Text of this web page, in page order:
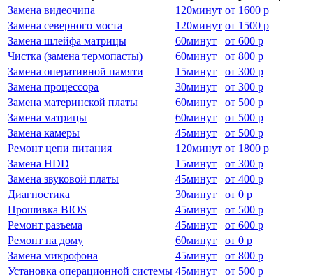
Замена видеочипа
120минут от 1600 р
Замена северного моста
120минут от 1500 р
Замена шлейфа матрицы
60минут от 600 р
Чистка (замена термопасты)
60минут от 800 р
Замена оперативной памяти
15минут от 300 р
Замена процессора
30минут от 300 р
Замена материнской платы
60минут от 500 р
Замена матрицы
60минут от 500 р
Замена камеры
45минут от 500 р
Ремонт цепи питания
120минут от 1800 р
Замена HDD
15минут от 300 р
Замена звуковой платы
45минут от 400 р
Диагностика
30минут от 0 р
Прошивка BIOS
45минут от 500 р
Ремонт разъема
45минут от 600 р
Ремонт на дому
60минут от 0 р
Замена микрофона
45минут от 800 р
Установка операционной системы 45минут от 500 р